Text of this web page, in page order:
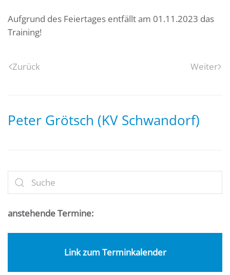
Aufgrund des Feiertages entfällt am 01.11.2023 das
Training!
Zurück Weiter
Peter Grötsch (KV Schwandorf)
anstehende Termine:
Link zum Terminkalender